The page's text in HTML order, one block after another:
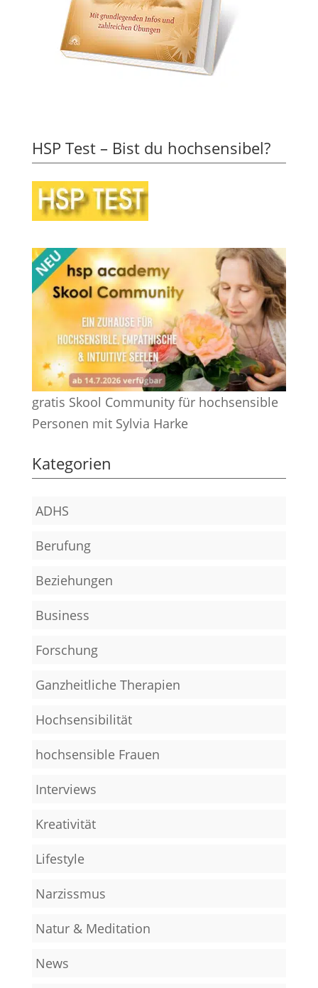
HSP Test – Bist du hochsensibel?
gratis Skool Community für hochsensible
Personen mit Sylvia Harke
Kategorien
ADHS
Berufung
Beziehungen
Business
Forschung
Ganzheitliche Therapien
Hochsensibilität
hochsensible Frauen
Interviews
Kreativität
Lifestyle
Narzissmus
Natur & Meditation
News